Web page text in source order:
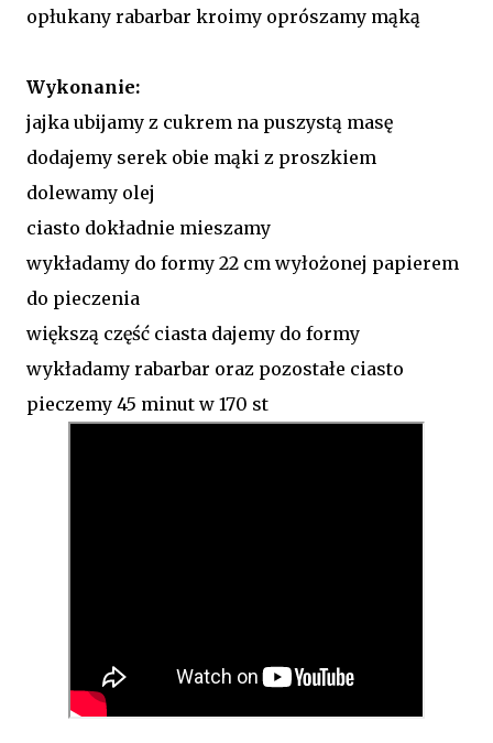
opłukany rabarbar kroimy oprószamy mąką
Wykonanie:
jajka ubijamy z cukrem na puszystą masę
dodajemy serek obie mąki z proszkiem
dolewamy olej
ciasto dokładnie mieszamy
wykładamy do formy 22 cm wyłożonej papierem
do pieczenia
większą część ciasta dajemy do formy
wykładamy rabarbar oraz pozostałe ciasto
pieczemy 45 minut w 170 st